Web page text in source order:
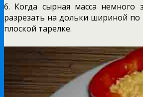
6. Когда сырная масса немного
разрезать на дольки шириной по
плоской тарелке.